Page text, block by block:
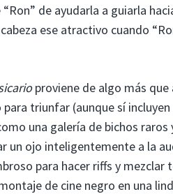
de ayudarla a guiarla
ese atractivo cuando
proviene de algo más
triunfar (aunque sí
una galería de bichos
un ojo inteligentemente a la
para hacer riffs y mezclar
de cine negro en una